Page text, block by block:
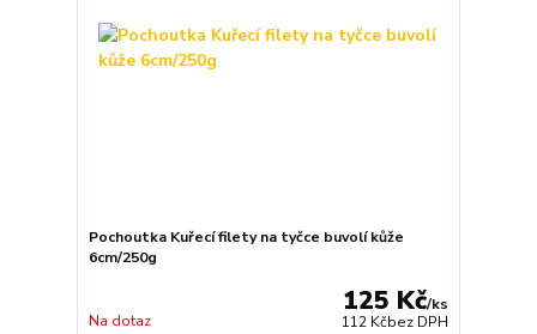
Pochoutka Kuřecí filety na tyčce buvolí kůže
6cm/250g
125 Kč/ks
112 Kčbez DPH
Na dotaz